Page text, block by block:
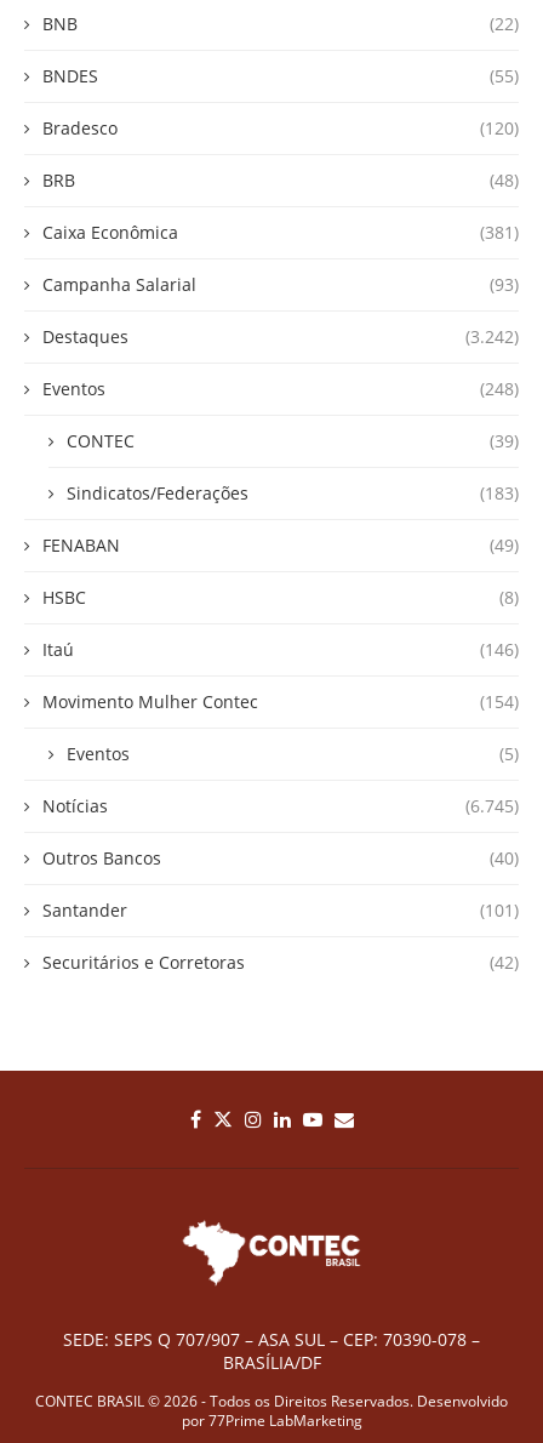
BNB (22)
BNDES (55)
Bradesco (120)
BRB (48)
Caixa Econômica (381)
Campanha Salarial (93)
Destaques (3.242)
Eventos (248)
CONTEC (39)
Sindicatos/Federações (183)
FENABAN (49)
HSBC (8)
Itaú (146)
Movimento Mulher Contec (154)
Eventos (5)
Notícias (6.745)
Outros Bancos (40)
Santander (101)
Securitários e Corretoras (42)
SEDE: SEPS Q 707/907 – ASA SUL – CEP: 70390-078 –
BRASÍLIA/DF
CONTEC BRASIL © 2026 - Todos os Direitos Reservados. Desenvolvido
por77Prime LabMarketing